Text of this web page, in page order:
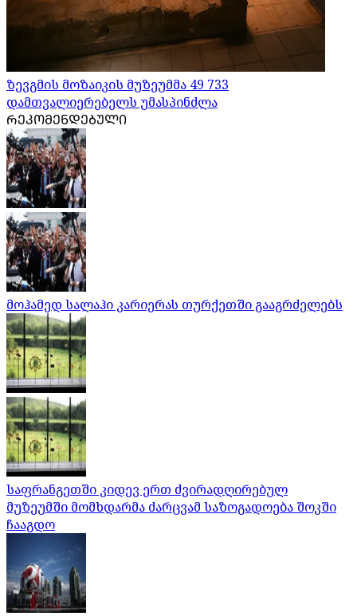
ზევგმის მოზაიკის მუზეუმმა 49 733
დამთვალიერებელს უმასპინძლა
ᲠᲔᲙᲝᲛᲔᲜᲓᲔᲑᲣᲚᲘ
მოჰამედ სალაჰი კარიერას თურქეთში გააგრძელებს
საფრანგეთში კიდევ ერთ ძვირადღირებულ
მუზეუმში მომხდარმა ძარცვამ საზოგადოება შოკში
ჩააგდო